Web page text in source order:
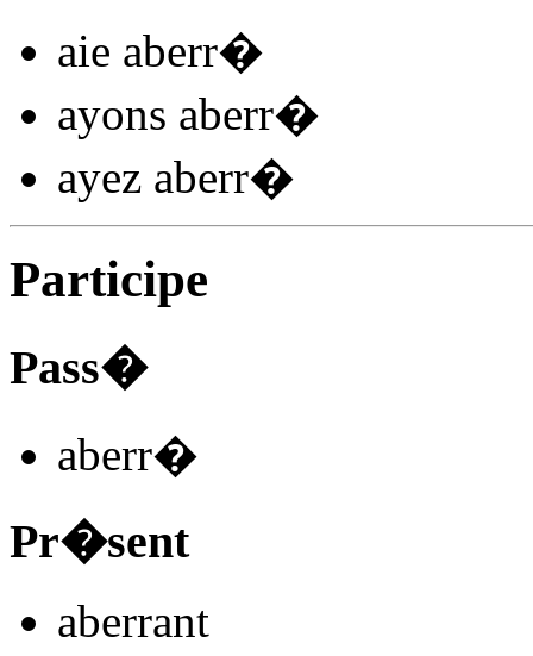
aie aberr�
ayons aberr�
ayez aberr�
Participe
Pass�
aberr�
Pr�sent
aberrant